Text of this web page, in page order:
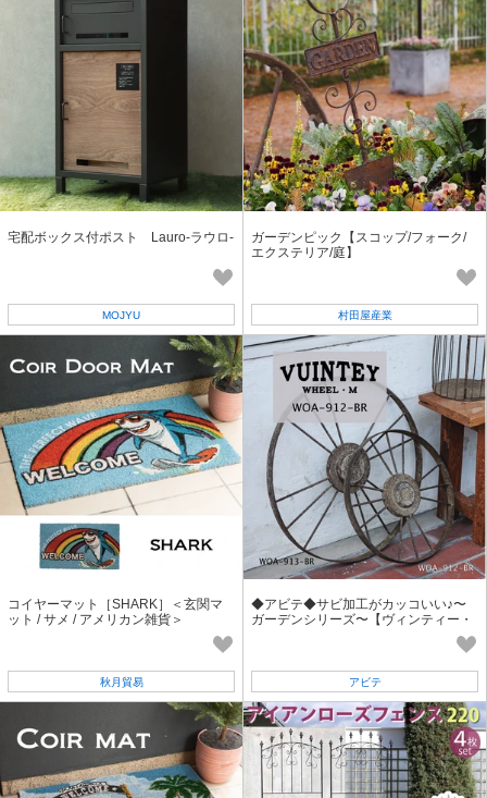
宅配ボックス付ポスト Lauro-ラウロ-
MOJYU
ガーデンピック【スコップ/フォーク/
エクステリア/庭】
村田屋産業
コイヤーマット［SHARK］＜玄関マ
ット / サメ / アメリカン雑貨＞
秋月貿易
◆アビテ◆サビ加工がカッコいい♪〜
ガーデンシリーズ〜【ヴィンティー・
アビテ